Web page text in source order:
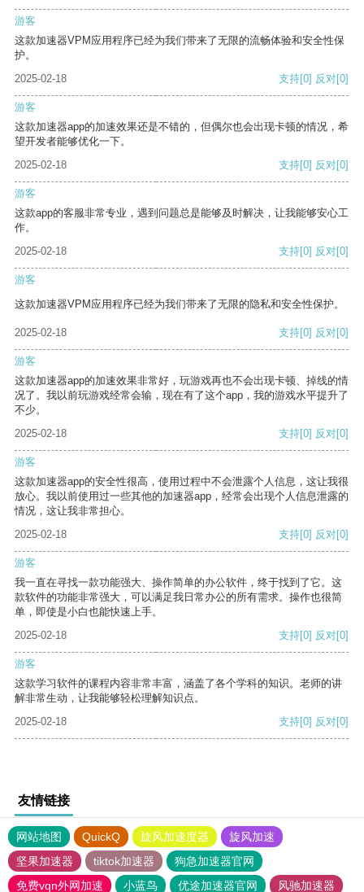
游客
这款加速器VPM应用程序已经为我们带来了无限的流畅体验和安全性保
护。
2025-02-18
支持[0] 反对[0]
游客
这款加速器app的加速效果还是不错的，但偶尔也会出现卡顿的情况，希
望开发者能够优化一下。
2025-02-18
支持[0] 反对[0]
游客
这款app的客服非常专业，遇到问题总是能够及时解决，让我能够安心工
作。
2025-02-18
支持[0] 反对[0]
游客
这款加速器VPM应用程序已经为我们带来了无限的隐私和安全性保护。
2025-02-18 支持[0] 反对[0]
游客
这款加速器app的加速效果非常好，玩游戏再也不会出现卡顿、掉线的情
况了。我以前玩游戏经常会输，现在有了这个app，我的游戏水平提升了
不少。
2025-02-18
支持[0] 反对[0]
游客
这款加速器app的安全性很高，使用过程中不会泄露个人信息，这让我很
放心。我以前使用过一些其他的加速器app，经常会出现个人信息泄露的
情况，这让我非常担心。
2025-02-18
支持[0] 反对[0]
游客
我一直在寻找一款功能强大、操作简单的办公软件，终于找到了它。这
款软件的功能非常强大，可以满足我日常办公的所有需求。操作也很简
单，即使是小白也能快速上手。
2025-02-18
支持[0] 反对[0]
游客
这款学习软件的课程内容非常丰富，涵盖了各个学科的知识。老师的讲
解非常生动，让我能够轻松理解知识点。
2025-02-18
支持[0] 反对[0]
友情链接
网站地图 QuickQ 旋风加速度器
旋风加速
坚果加速器
tiktok加速器
狗急加速器官网
免费vqn外网加速
小蓝鸟 优途加速器官网 风驰加速器